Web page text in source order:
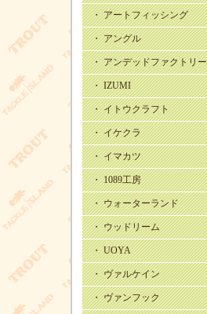
・ アートフィッシング
・ アングル
・ アンデッドファクトリー
・ IZUMI
・ イトウクラフト
・ イケクラ
・ イマカツ
・ 1089工房
・ ウォーターランド
・ ウッドリーム
・ UOYA
・ ヴァルケイン
・ ヴァンフック